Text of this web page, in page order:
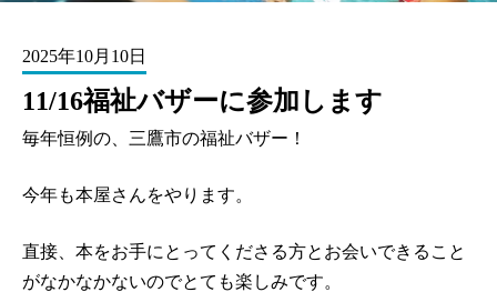
2025年10月10日
11/16福祉バザーに参加します
毎年恒例の、三鷹市の福祉バザー！
今年も本屋さんをやります。
直接、本をお手にとってくださる方とお会いできること
がなかなかないのでとても楽しみです。